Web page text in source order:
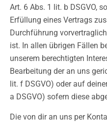
Art. 6 Abs. 1 lit. b DSGVO,
Erfüllung eines Vertrags
Durchführung
ist. In allen übrigen Fällen
unserem berechtigten
Bearbeitung der an uns
lit. f DSGVO) oder auf
a DSGVO) sofern diese
Die von dir an uns per